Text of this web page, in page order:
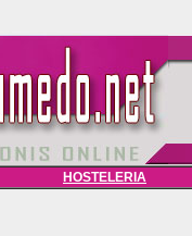
HOSTELERIA